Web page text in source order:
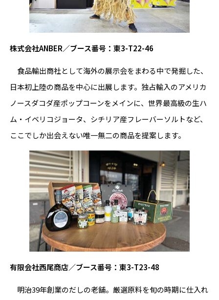
株式会社ANBER／ブース番号：東3-T22-46
食品輸出商社として海外の展示会をまわる中で発掘した、
日本初上陸の商品を中心に出展します。独占輸入のアメリカ
ノースダコダ産ポップコーンをメインに、世界最高級の生ハ
ム・イベリコジョータ、シチリア産フレーバーソルトなど、
ここでしか出会えない唯一無二の商品を提案します。
有限会社西尾商店／ブース番号：東3-T23-48
明治39年創業のだしの老舗。厳選原料を旬の時期に仕入れ